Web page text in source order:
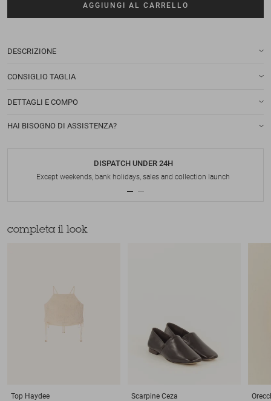
AGGIUNGI AL CARRELLO
DESCRIZIONE
CONSIGLIO TAGLIA
DETTAGLI E COMPO
HAI BISOGNO DI ASSISTENZA?
DISPATCH UNDER 24H
Except weekends, bank holidays, sales and collection launch
completa il look
Top Haydee
Scarpine Ceza